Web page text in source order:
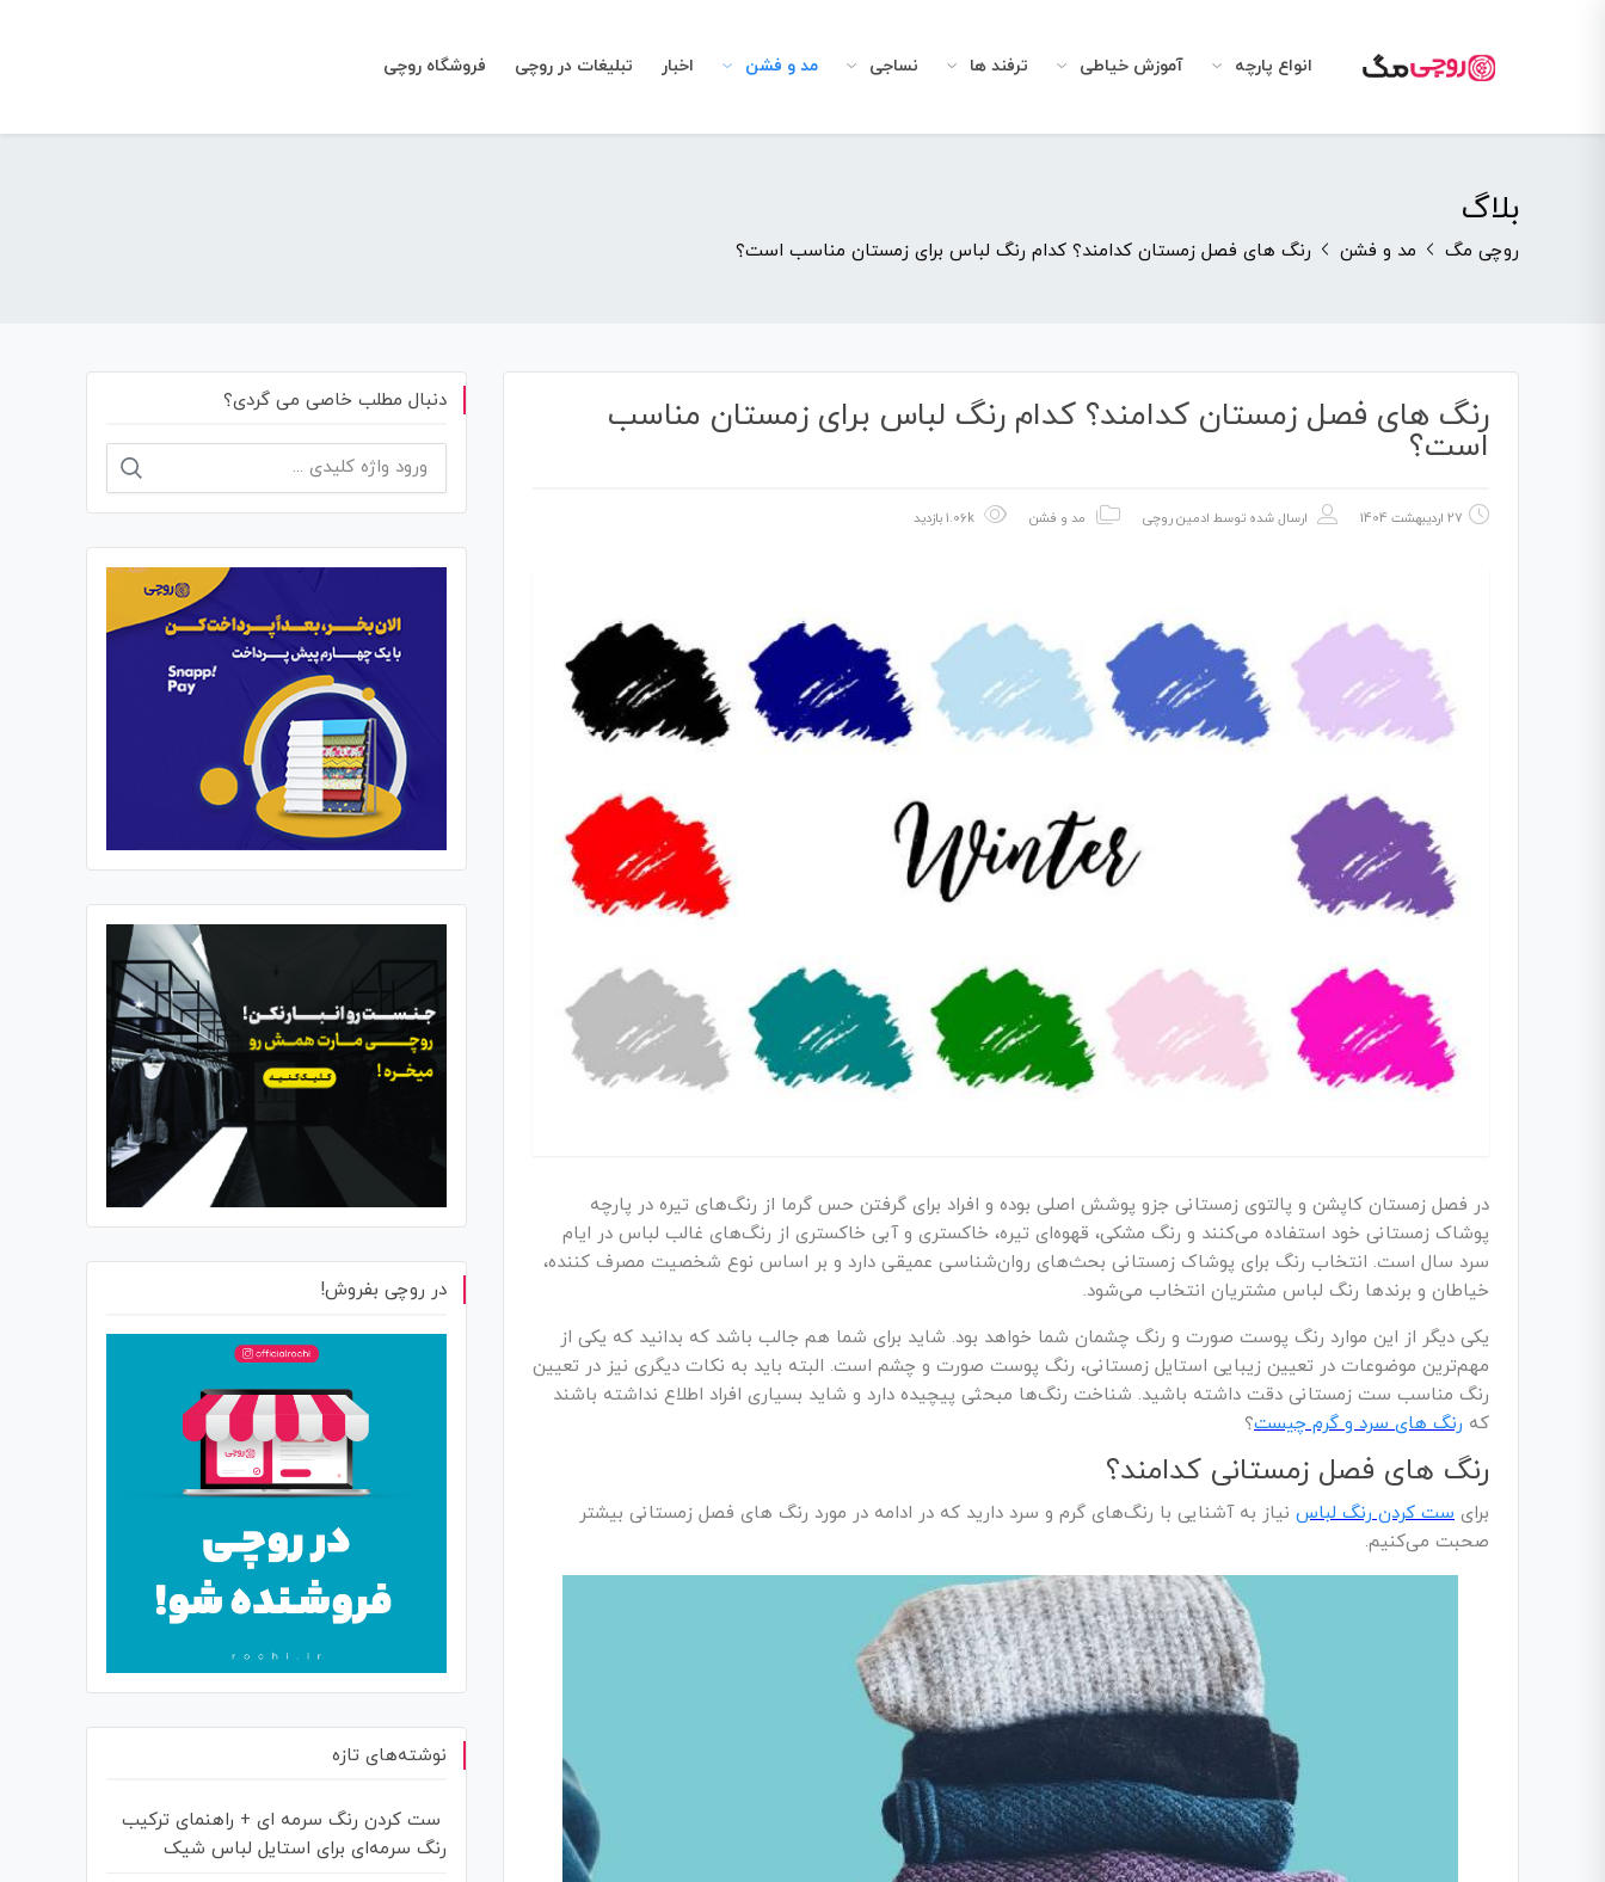
انواع پارچه آموزش خیاطی ترفند ها نساجی مد و فشن اخبار تبلیغات در روچی فروشگاه روچی
بلاگ
روچی مگ مد و فشن رنگ‌ های فصل زمستان کدامند؟ کدام رنگ لباس برای زمستان مناسب است؟
رنگ‌ های فصل زمستان کدامند؟ کدام رنگ لباس برای زمستان مناسب
است؟
27 اردیبهشت 1404 ارسال شده توسط ادمین روچی مد و فشن
در فصل زمستان کاپشن و پالتوی زمستانی جزو پوشش اصلی بوده و افراد برای گرفتن حس گرما از رنگ‌های تیره در پارچه
پوشاک زمستانی خود استفاده می‌کنند و رنگ مشکی، قهوه‌ای تیره، خاکستری و آبی خاکستری از رنگ‌های غالب لباس در ایام
سرد سال است. انتخاب رنگ برای پوشاک زمستانی بحث‌های روان‌شناسی عمیقی دارد و بر اساس نوع شخصیت مصرف کننده،
خیاطان و برندها رنگ لباس مشتریان انتخاب می‌شود.
یکی دیگر از این موارد رنگ پوست صورت و رنگ چشمان شما خواهد بود. شاید برای شما هم جالب باشد که بدانید که یکی از
مهم‌ترین موضوعات در تعیین زیبایی استایل زمستانی، رنگ پوست صورت و چشم است. البته باید به نکات دیگری نیز در تعیین
رنگ مناسب ست زمستانی دقت داشته باشید. شناخت رنگ‌ها مبحثی پیچیده دارد و شاید بسیاری افراد اطلاع نداشته باشند
که رنگ ‌های سرد و گرم چیست؟
رنگ‌ های فصل زمستانی کدامند؟
برای ست کردن رنگ لباس نیاز به آشنایی با رنگ‌های گرم و سرد دارید که در ادامه در مورد رنگ‌ های فصل زمستانی بیشتر
صحبت می‌کنیم.
دنبال مطلب خاصی می گردی؟
در روچی بفروش!
نوشته‌های تازه
ست کردن رنگ سرمه‌ ای + راهنمای ترکیب
رنگ سرمه‌ای برای استایل لباس شیک